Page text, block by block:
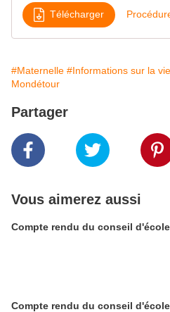
Télécharger
#Maternelle #Informations sur la
Mondétour
Partager
Vous aimerez aussi
Compte rendu du conseil
Compte rendu du conseil